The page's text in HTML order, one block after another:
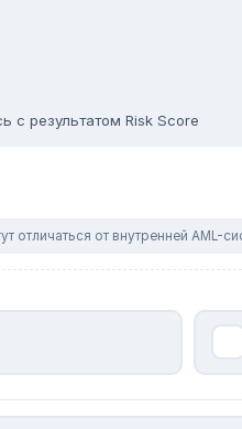
с результатом Risk Score
отличаться от внутренней AML-